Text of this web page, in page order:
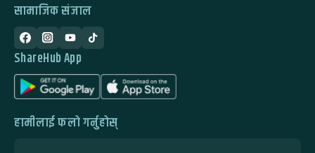
सामाजिक संजाल
ShareHub App
हामीलाई फलो गर्नुहोस्